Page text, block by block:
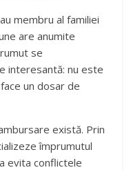
membru al familiei
are anumite
se
interesantă: nu este
un dosar de
există. Prin
împrumutul
evita conflictele